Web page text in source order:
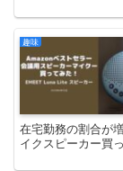
趣味
在宅勤務の割合が
イクスピーカー買